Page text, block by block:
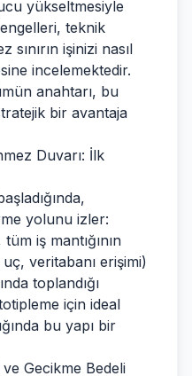
yükseltmesiyle
teknik
sınırın işinizi nasıl
incelemektedir.
anahtarı, bu
bir avantaja
Duvarı: İlk
yolunu izler:
iş mantığının
veritabanı erişimi)
toplandığı
için ideal
bu yapı bir
Gecikme Bedeli